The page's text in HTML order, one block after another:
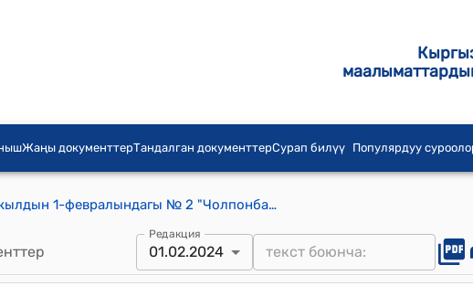
Жаңы документтерТандалган документтерСурап билүү Популярдуу
Чолпонбай айылдык кеңешинин 2024-жылдын 1-февралындагы № 2 "Чолпонбай айылдык кеңешинин 2023-жылы киреше бөлүгүнөн үнөмдөлгөн каражат жөнүндө" токтому
Редакция
01.02.2024